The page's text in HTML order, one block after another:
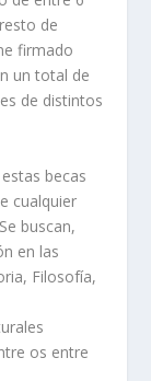
de
firmado
un total de
de distintos
becas
cualquier
buscan,
en las
Filosofía,
os entre